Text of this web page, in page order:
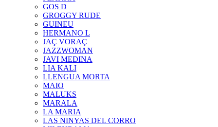
GOS D
GROGGY RUDE
GUINEU
HERMANO L
JAÇ VORAÇ
JAZZWOMAN
JAVI MEDINA
LIA KALI
LLENGUA MORTA
MAIO
MALUKS
MARALA
LA MARIA
LAS NINYAS DEL CORRO